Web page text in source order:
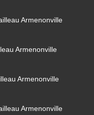
Armenonville
Armenonville
Armenonville
Armenonville